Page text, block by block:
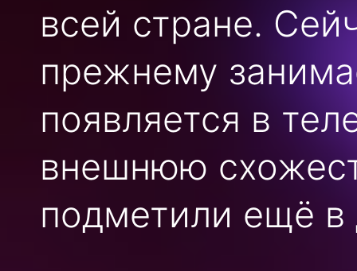
всей стране.
прежнему
появляется в
внешнюю
подметили ещё в